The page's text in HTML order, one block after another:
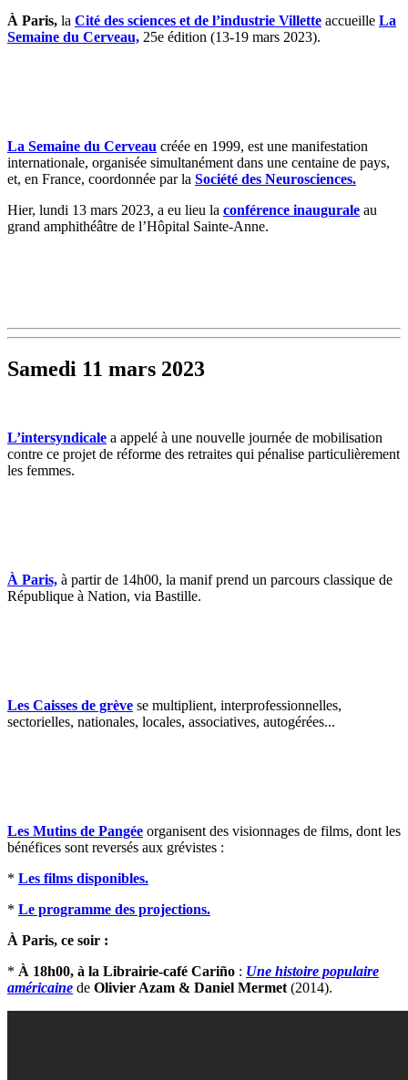
À Paris, la Cité des sciences et de l’industrie Villette accueille La
Semaine du Cerveau, 25e édition (13-19 mars 2023).
La Semaine du Cerveau créée en 1999, est une manifestation
internationale, organisée simultanément dans une centaine de pays,
et, en France, coordonnée par la Société des Neurosciences.
Hier, lundi 13 mars 2023, a eu lieu la conférence inaugurale au
grand amphithéâtre de l’Hôpital Sainte-Anne.
Samedi 11 mars 2023
L’intersyndicale a appelé à une nouvelle journée de mobilisation
contre ce projet de réforme des retraites qui pénalise particulièrement
les femmes.
À Paris, à partir de 14h00, la manif prend un parcours classique de
République à Nation, via Bastille.
Les Caisses de grève se multiplient, interprofessionnelles,
sectorielles, nationales, locales, associatives, autogérées...
Les Mutins de Pangée organisent des visionnages de films, dont les
bénéfices sont reversés aux grévistes :
* Les films disponibles.
* Le programme des projections.
À Paris, ce soir :
* À 18h00, à la Librairie-café Cariño : Une histoire populaire
américaine de Olivier Azam & Daniel Mermet(2014).